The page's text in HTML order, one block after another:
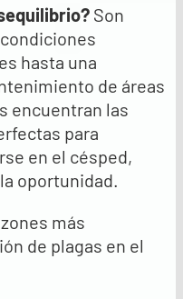
Son
hasta una
de áreas
encuentran las
para
en el césped,
oportunidad.
más
de plagas en el